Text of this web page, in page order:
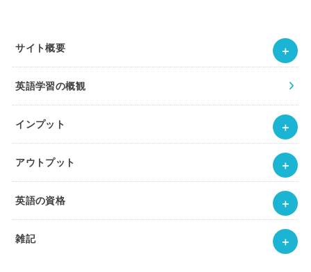
サイト概要
英語学習の概観
インプット
アウトプット
英語の資格
雑記